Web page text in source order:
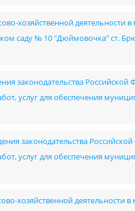
хозяйственной
саду № 10 "Дюймовочка" ст.
законодательства
услуг для обеспечения
законодательства
услуг для обеспечения
хозяйственной деятельности